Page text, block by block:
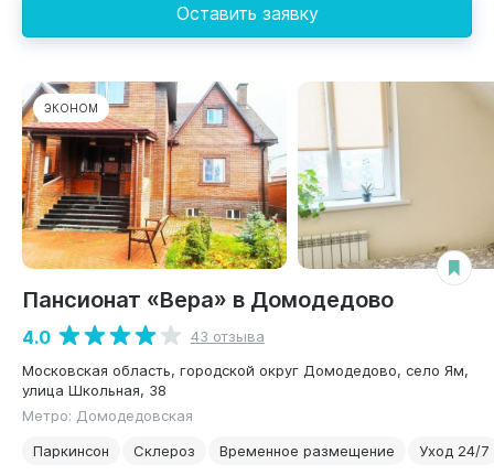
Оставить заявку
ЭКОНОМ
Пансионат «Вера» в Домодедово
4.0
43 отзыва
Московская область, городской округ Домодедово, село Ям,
улица Школьная, 38
Метро: Домодедовская
Паркинсон
Склероз Временное размещение Уход 24/7